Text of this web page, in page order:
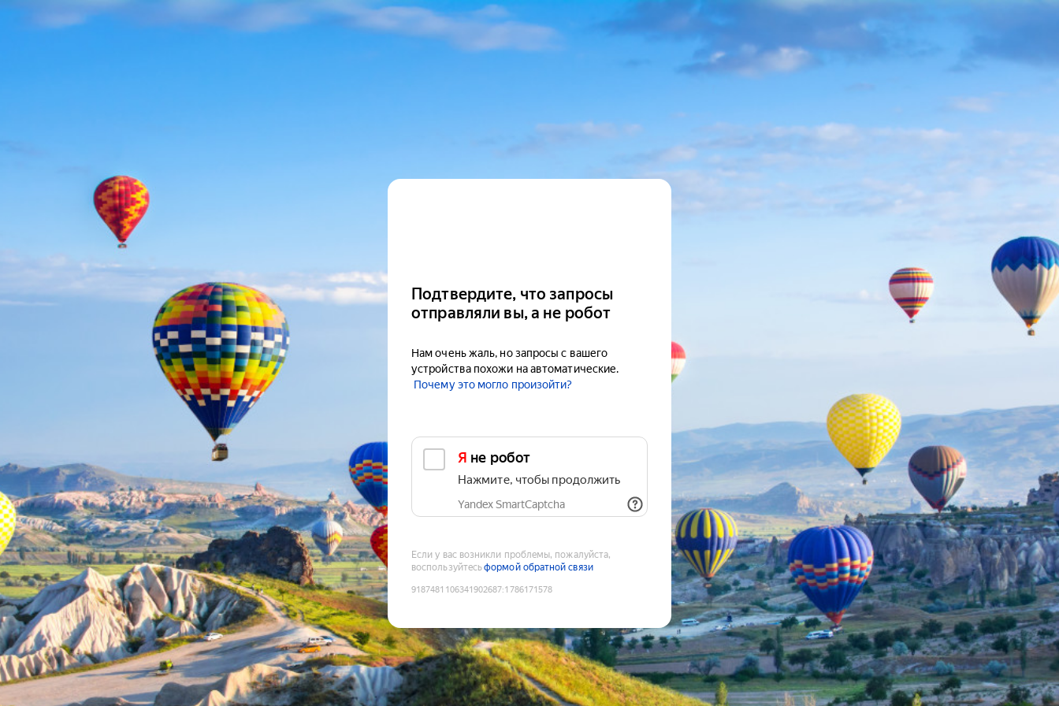
Подтвердите, что запросы
отправляли вы, а не робот
Нам очень жаль, но запросы с вашего
устройства похожи на автоматические.
Почему это могло произойти?
Я не робот
Нажмите, чтобы продолжить
Yandex SmartCaptcha
Если у вас возникли проблемы, пожалуйста,
воспользуйтесьформой обратной связи
9187481106341902687:1786171578